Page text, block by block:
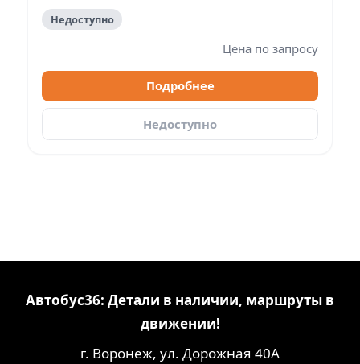
Недоступно
Цена по запросу
Подробнее
Недоступно
Автобус36: Детали в наличии, маршруты в
движении!
г. Воронеж, ул. Дорожная 40А